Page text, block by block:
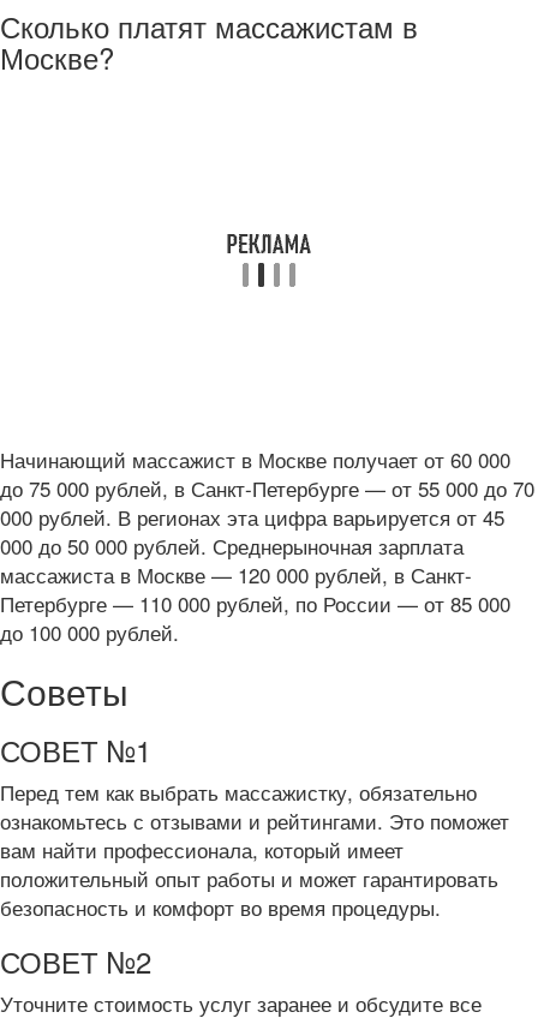
Сколько платят массажистам в
Москве?
Начинающий массажист в Москве получает от 60 000
до 75 000 рублей, в Санкт-Петербурге — от 55 000 до 70
000 рублей. В регионах эта цифра варьируется от 45
000 до 50 000 рублей. Среднерыночная зарплата
массажиста в Москве — 120 000 рублей, в Санкт-
Петербурге — 110 000 рублей, по России — от 85 000
до 100 000 рублей.
Советы
СОВЕТ №1
Перед тем как выбрать массажистку, обязательно
ознакомьтесь с отзывами и рейтингами. Это поможет
вам найти профессионала, который имеет
положительный опыт работы и может гарантировать
безопасность и комфорт во время процедуры.
СОВЕТ №2
Уточните стоимость услуг заранее и обсудите все